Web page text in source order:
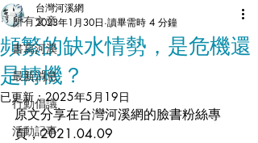
所有文章
書寫河溪
最新消息
行動倡議
活動記事
頻繁的缺水情勢，是危機還
是轉機？
台灣河溪網
2023年1月30日 讀畢需時 4 分鐘
已更新：2025年5月19日
原文分享在台灣河溪網的臉書粉絲專
頁，2021.04.09